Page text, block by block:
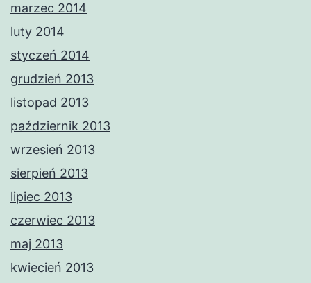
marzec 2014
luty 2014
styczeń 2014
grudzień 2013
listopad 2013
październik 2013
wrzesień 2013
sierpień 2013
lipiec 2013
czerwiec 2013
maj 2013
kwiecień 2013